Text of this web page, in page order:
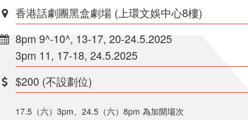
香港話劇團黑盒劇場 (上環文娛中心8樓)
8pm 9^-10^, 13-17, 20-24.5.2025
3pm 11, 17-18, 24.5.2025
$200 (不設劃位)
17.5（六）3pm、24.5（六）8pm 為加開場次